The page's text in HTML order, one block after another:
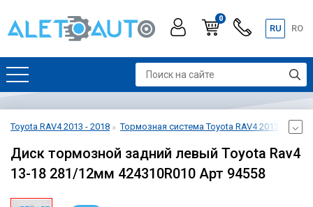
0
RU RO
Toyota RAV4 2013 - 2018 Тормозная система Toyota RAV4 2013 - 2018
Диск тормозной задний левый Toyota Rav4
13-18 281/12мм 424310R010 Арт 94558